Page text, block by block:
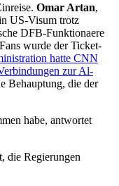
Omar Artan,
US-Visum trotz
DFB-Funktionaere
wurde der Ticket-
hatte CNN
zur Al-
Behauptung, die der
habe, antwortet
die Regierungen